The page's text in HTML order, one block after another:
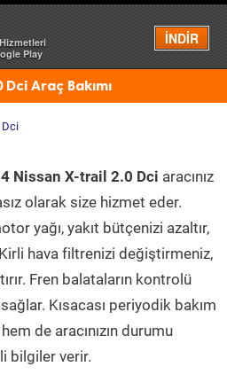
Play
İNDİR
Menü
Araç Bakımı
Dci
Nissan X-trail 2.0 Dci aracınız
olarak size hizmet eder.
yağı, yakıt bütçenizi azaltır,
hava filtrenizi değiştirmeniz,
Fren balataların kontrolü
Kısacası periyodik bakım
de aracınızın durumu
bilgiler verir.